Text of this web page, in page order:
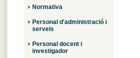
Normativa
Personal d'administració i
serveis
Personal docent i
investigador